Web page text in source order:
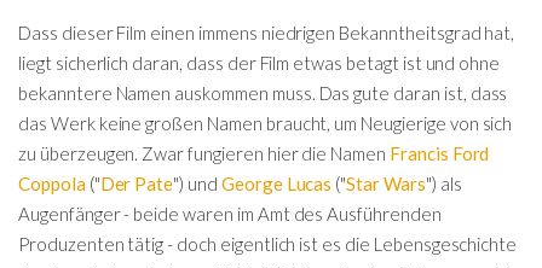
Dass dieser Film einen immens niedrigen Bekanntheitsgrad hat,
liegt sicherlich daran, dass der Film etwas betagt ist und ohne
bekanntere Namen auskommen muss. Das gute daran ist, dass
das Werk keine großen Namen braucht, um Neugierige von sich
zu überzeugen. Zwar fungieren hier die Namen Francis Ford
Coppola("Der Pate") und George Lucas ("Star Wars") als
Augenfänger - beide waren im Amt des Ausführenden
Produzenten tätig - doch eigentlich ist es die Lebensgeschichte